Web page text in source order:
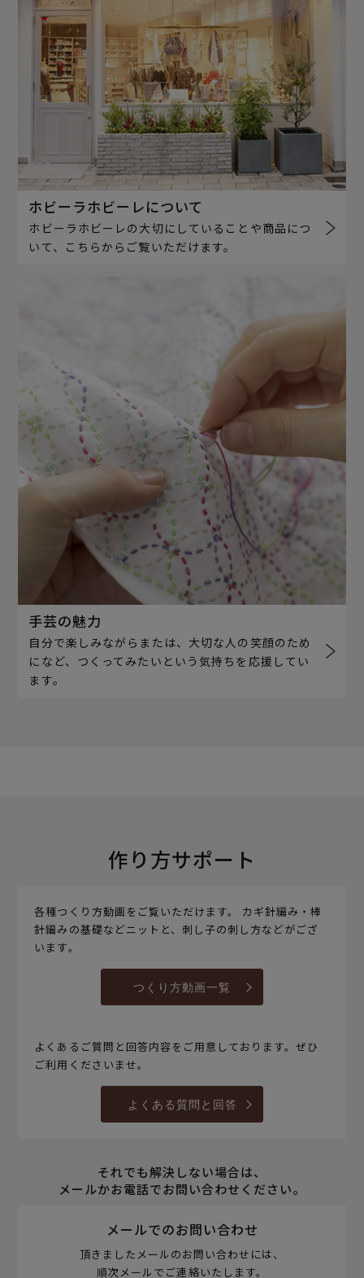
ホビーラホビーレについて
ホビーラホビーレの大切にしていることや商品につ
いて、こちらからご覧いただけます。
手芸の魅力
自分で楽しみながらまたは、大切な人の笑顔のため
になど、つくってみたいという気持ちを応援してい
ます。
作り方サポート
各種つくり方動画をご覧いただけます。 カギ針編み・棒
針編みの基礎などニットと、刺し子の刺し方などがござ
います。
つくり方動画一覧
よくあるご質問と回答内容をご用意しております。ぜひ
ご利用くださいませ。
よくある質問と回答
それでも解決しない場合は、
メールかお電話でお問い合わせください。
メールでのお問い合わせ
頂きましたメールのお問い合わせには、
順次メールでご連絡いたします。